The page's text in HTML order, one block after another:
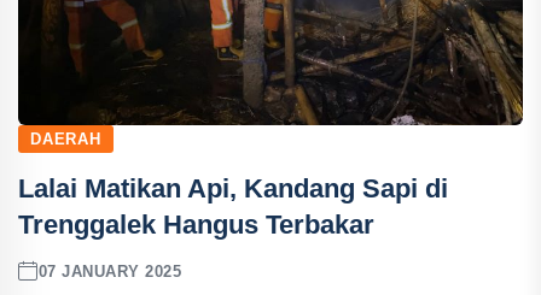
DAERAH
Lalai Matikan Api, Kandang Sapi di
Trenggalek Hangus Terbakar
07 JANUARY 2025